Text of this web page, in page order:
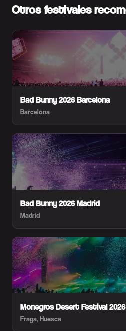
Otros festivales
Bad Bunny 2026 Barcelona
Barcelona
Bad Bunny 2026 Madrid
Madrid
Monegros Desert Festival 2026
Fraga, Huesca